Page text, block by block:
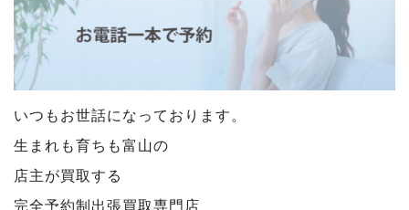
いつもお世話になっております。
生まれも育ちも富山の
店主が買取する
完全予約制出張買取専門店